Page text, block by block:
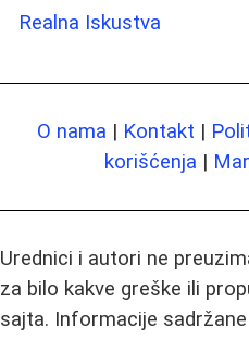
Realna Iskustva
O nama | Kontakt |
korišćenja |
Urednici i autori ne
za bilo kakve greške ili
sajta. Informacije